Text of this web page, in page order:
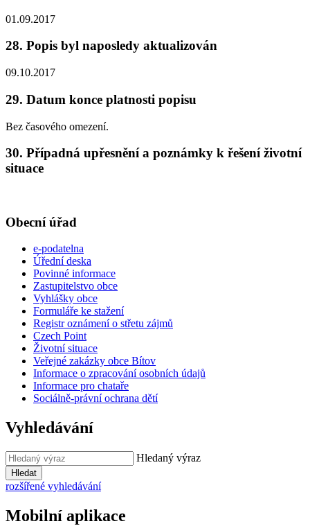
01.09.2017
28. Popis byl naposledy aktualizován
09.10.2017
29. Datum konce platnosti popisu
Bez časového omezení.
30. Případná upřesnění a poznámky k řešení životní
situace
Obecní úřad
e-podatelna
Úřední deska
Povinné informace
Zastupitelstvo obce
Vyhlášky obce
Formuláře ke stažení
Registr oznámení o střetu zájmů
Czech Point
Životní situace
Veřejné zakázky obce Bítov
Informace o zpracování osobních údajů
Informace pro chataře
Sociálně-právní ochrana dětí
Vyhledávání
Hledaný výraz
Hledat
rozšířené vyhledávání
Mobilní aplikace